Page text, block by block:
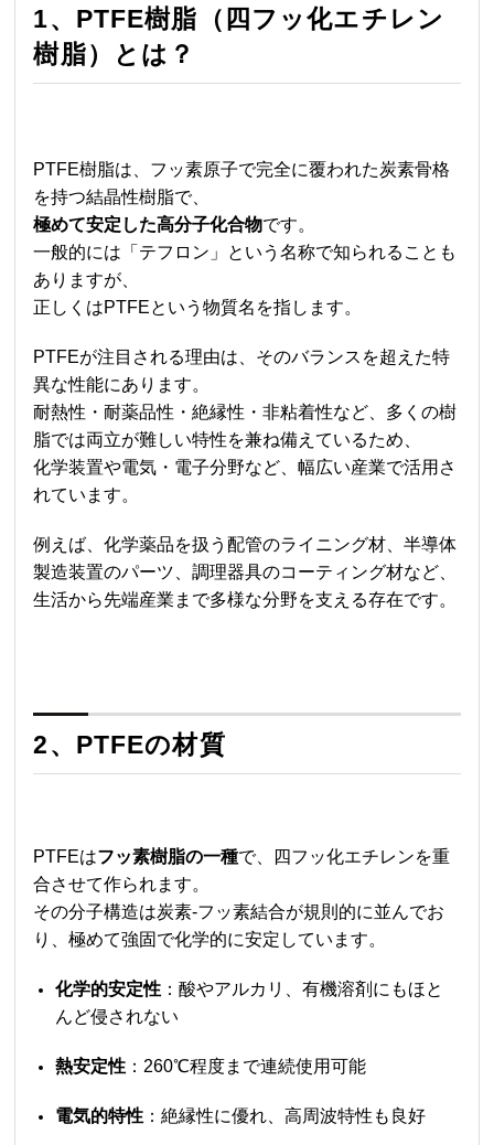
1、PTFE樹脂（四フッ化エチレン
樹脂）とは？
PTFE樹脂は、フッ素原子で完全に覆われた炭素骨格
を持つ結晶性樹脂で、
極めて安定した高分子化合物です。
一般的には「テフロン」という名称で知られることも
ありますが、
正しくはPTFEという物質名を指します。
PTFEが注目される理由は、そのバランスを超えた特
異な性能にあります。
耐熱性・耐薬品性・絶縁性・非粘着性など、多くの樹
脂では両立が難しい特性を兼ね備えているため、
化学装置や電気・電子分野など、幅広い産業で活用さ
れています。
例えば、化学薬品を扱う配管のライニング材、半導体
製造装置のパーツ、調理器具のコーティング材など、
生活から先端産業まで多様な分野を支える存在です。
2、PTFEの材質
PTFEはフッ素樹脂の一種で、四フッ化エチレンを重
合させて作られます。
その分子構造は炭素-フッ素結合が規則的に並んでお
り、極めて強固で化学的に安定しています。
化学的安定性 ：酸やアルカリ、有機溶剤にもほと
んど侵されない
熱安定性 ：260℃程度まで連続使用可能
電気的特性 ：絶縁性に優れ、高周波特性も良好